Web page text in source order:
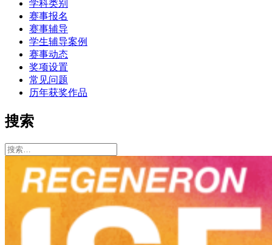
学科类别
赛事报名
赛事辅导
学生辅导案例
赛事动态
奖项设置
常见问题
历年获奖作品
搜索
搜